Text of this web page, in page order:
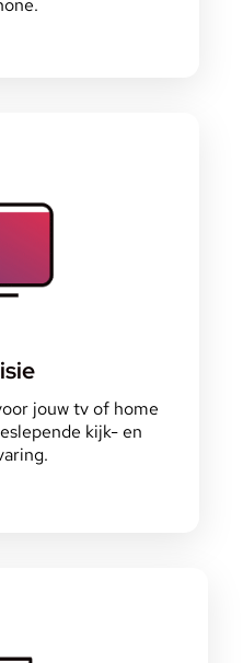
jouw tv of home
kijk- en